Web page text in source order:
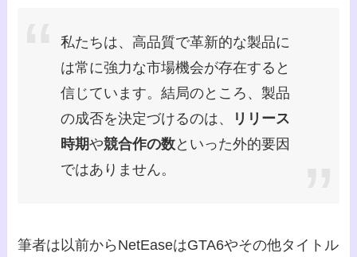
私たちは、高品質で革新的な製品に
は常に強力な市場機会が存在すると
信じています。結局のところ、製品
の成否を決定づけるのは、
リリース
時期や競合作の数といった外的要因
ではありません。
筆者は以前からNetEaseはGTA6やその他タイトル